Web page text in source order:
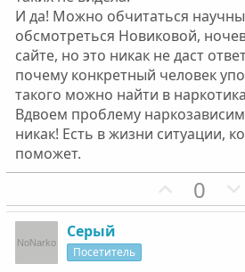
И да! Можно обчитаться
обсмотреться Новиковой,
сайте, но это никак не даст
почему конкретный человек
такого можно найти в
Вдвоем проблему
никак! Есть в жизни ситуации,
поможет.
П
о
0
Серый
Посетитель